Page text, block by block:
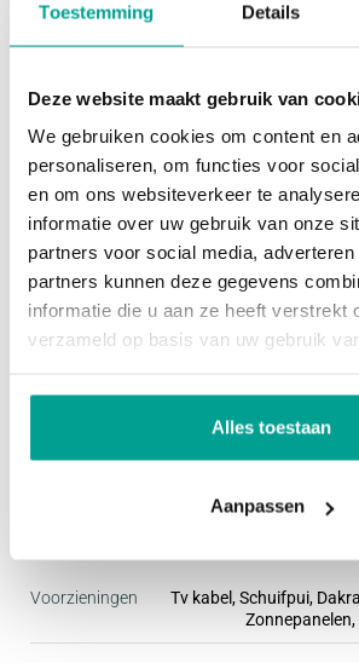
Toestemming Details
Deze website maakt gebruik van
We gebruiken cookies om content en
personaliseren, om functies voor
en om ons websiteverkeer te
informatie over uw gebruik van onze
partners voor social media,
partners kunnen deze gegevens
informatie die u aan ze heeft verstrekt
verzameld op basis van uw gebruik
Alles toestaan
Aanpassen
gestucte wanden en veel daglicht
werk-, speel- of hobbykamer.
1e verdieping:
De ruime overloop biedt toegang
slaapkamers en een bijzonder
bevinden zijn twee slaapkamers
waaronder de uitzonderlijk ruime
hoofdslaapkamer. De derde
ruimte en beschikt over
ligbad, separate inloopdouche,
dubbele wastafel met meubel.
wasmachine- en
2e verdieping:
Voorzieningen
Dak
Overig
Permanente bewoning
Onderhoud binnen
Huidige bestemming
Voorzieningen
Tv kabel, Schuifpui,